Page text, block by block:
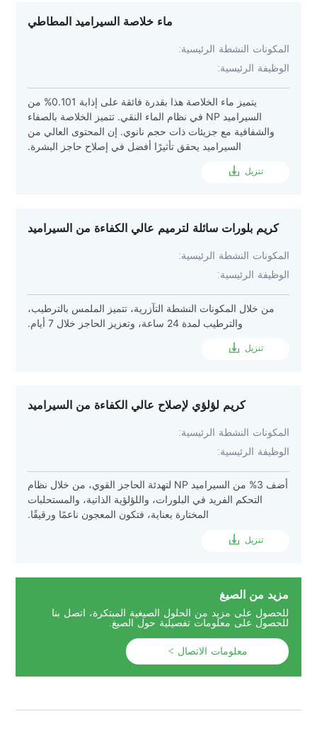
ماء خلاصة السيراميد المطاطي
المكونات النشطة الرئيسية:
الوظيفة الرئيسية:
يتميز ماء الخلاصة هذا بقدرة فائقة على إذابة 0.101% من
السيراميد NP في نظام الماء النقي. تتميز الخلاصة بالصفاء
والشفافية مع جزيئات ذات حجم نانوي. إن المحتوى العالي من
السيراميد يحقق تأثيرًا أفضل في إصلاح حاجز البشرة.
تنزيل
كريم بلورات سائلة لترميم عالي الكفاءة من السيراميد
المكونات النشطة الرئيسية:
الوظيفة الرئيسية:
من خلال المكونات النشطة التآزرية، تتميز الملمس بالترطيب،
والترطيب لمدة 24 ساعة، وتعزيز الحاجز خلال 7 أيام.
تنزيل
كريم لؤلؤي لإصلاح عالي الكفاءة من السيراميد
المكونات النشطة الرئيسية:
الوظيفة الرئيسية:
أضف 3% من السيراميد NP لتهدئة الحاجز القوي، من خلال نظام
التحكم الفريد في البلورات، واللؤلؤية الذاتية، والمستحلبات
المختارة بعناية، فتكون المعجون ناعمًا ورقيقًا.
تنزيل
مزيد من الصيغ
للحصول على مزيد من الحلول الصيغية المبتكرة، اتصل بنا
للحصول على معلومات تفصيلية حول الصيغ.
معلومات الاتصال >